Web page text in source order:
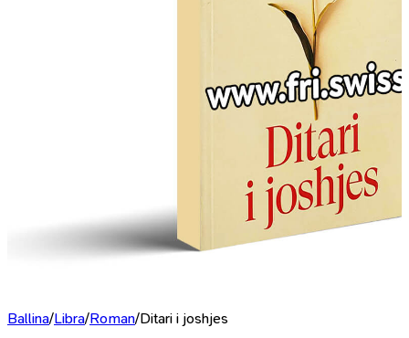
Ballina/Libra/Roman/Ditari i joshjes